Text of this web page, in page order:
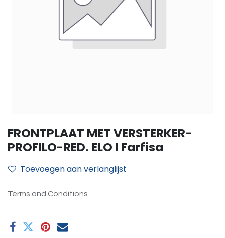
FRONTPLAAT MET VERSTERKER-
PROFILO-RED. ELO I Farfisa
Toevoegen aan verlanglijst
Terms and Conditions